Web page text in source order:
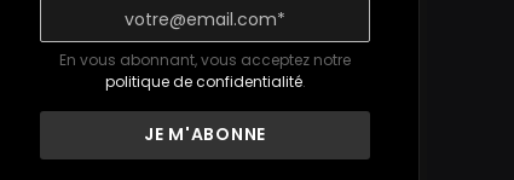
En vous abonnant, vous acceptez notre
politique de confidentialité.